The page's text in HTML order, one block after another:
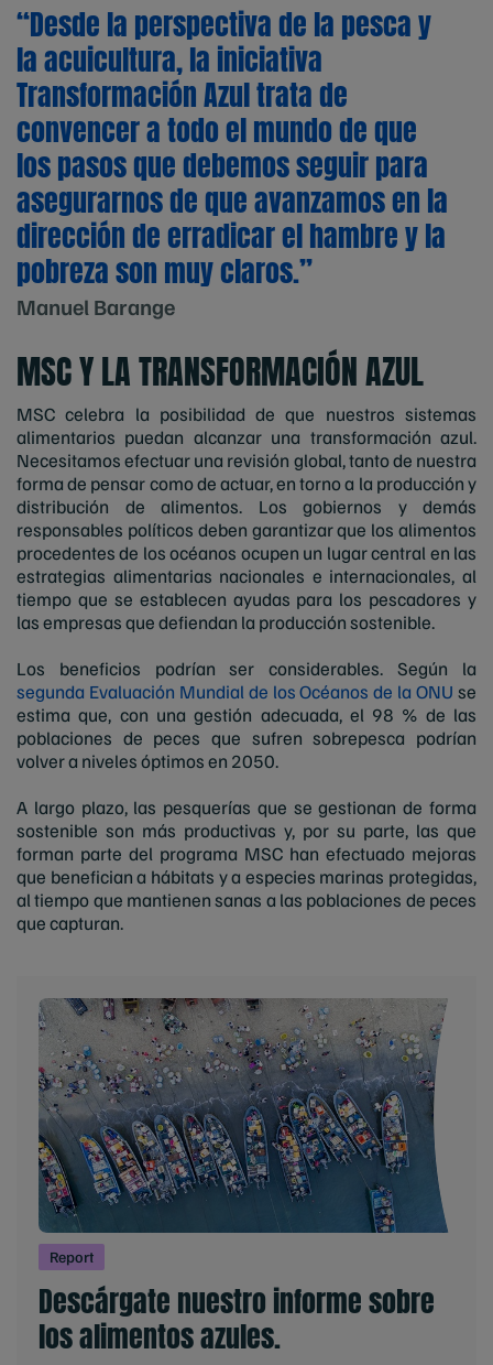
“Desde la perspectiva de la pesca y
la acuicultura, la iniciativa
Transformación Azul trata de
convencer a todo el mundo de que
los pasos que debemos seguir para
asegurarnos de que avanzamos en la
dirección de erradicar el hambre y la
pobreza son muy claros.”
Manuel Barange
MSC Y LA TRANSFORMACIÓN AZUL
MSC celebra la posibilidad de que nuestros sistemas
alimentarios puedan alcanzar una transformación azul.
Necesitamos efectuar una revisión global, tanto de nuestra
forma de pensar como de actuar, en torno a la producción y
distribución de alimentos. Los gobiernos y demás
responsables políticos deben garantizar que los alimentos
procedentes de los océanos ocupen un lugar central en las
estrategias alimentarias nacionales e internacionales, al
tiempo que se establecen ayudas para los pescadores y
las empresas que defiendan la producción sostenible.
Los beneficios podrían ser considerables. Según la
segunda Evaluación Mundial de los Océanos de la ONU se
estima que, con una gestión adecuada, el 98 % de las
poblaciones de peces que sufren sobrepesca podrían
volver a niveles óptimos en 2050.
A largo plazo, las pesquerías que se gestionan de forma
sostenible son más productivas y, por su parte, las que
forman parte del programa MSC han efectuado mejoras
que benefician a hábitats y a especies marinas protegidas,
al tiempo que mantienen sanas a las poblaciones de peces
que capturan.
Report
Descárgate nuestro informe sobre
los alimentos azules.